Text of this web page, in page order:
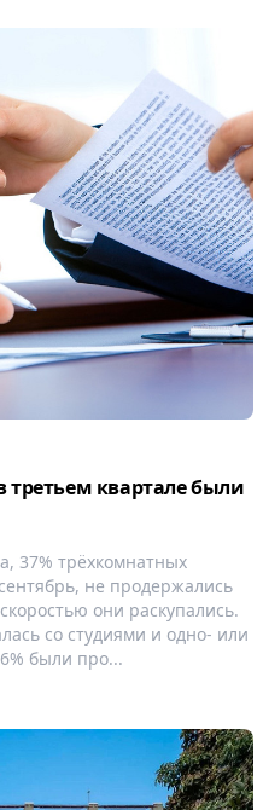
квартале были
37% трёхкомнатных
не продержались
они раскупались.
со студиями и одно- или
были про...